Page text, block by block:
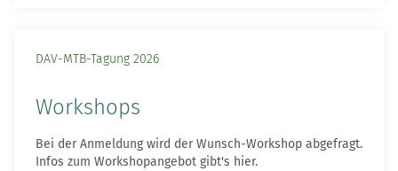
DAV-MTB-Tagung 2026
Workshops
Bei der Anmeldung wird der Wunsch-Workshop abgefragt.
Infos zum Workshopangebot gibt's hier.